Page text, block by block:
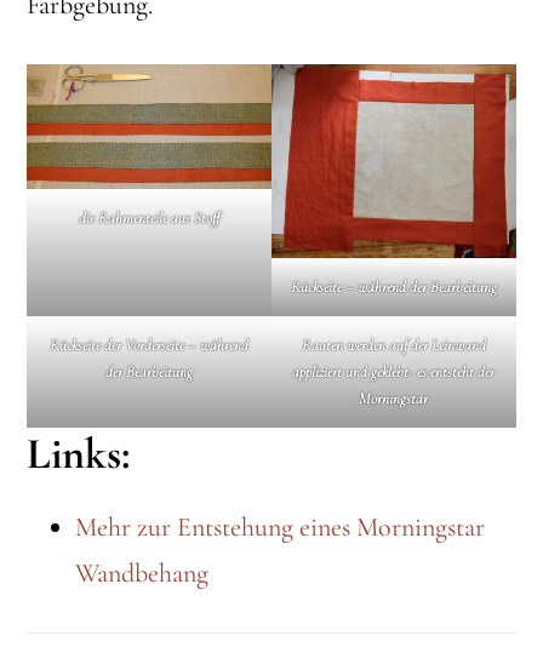
die Rahmenteile aus Stoff
Rückseite – während der Bearbeitung
Rückseite der Vorderseite – während
der Bearbeitung
Rauten werden auf der Leinwand
appliziert und geklebt- es entsteht der
Morningstar
Links:
Mehr zur Entstehung eines Morningstar
Wandbehang